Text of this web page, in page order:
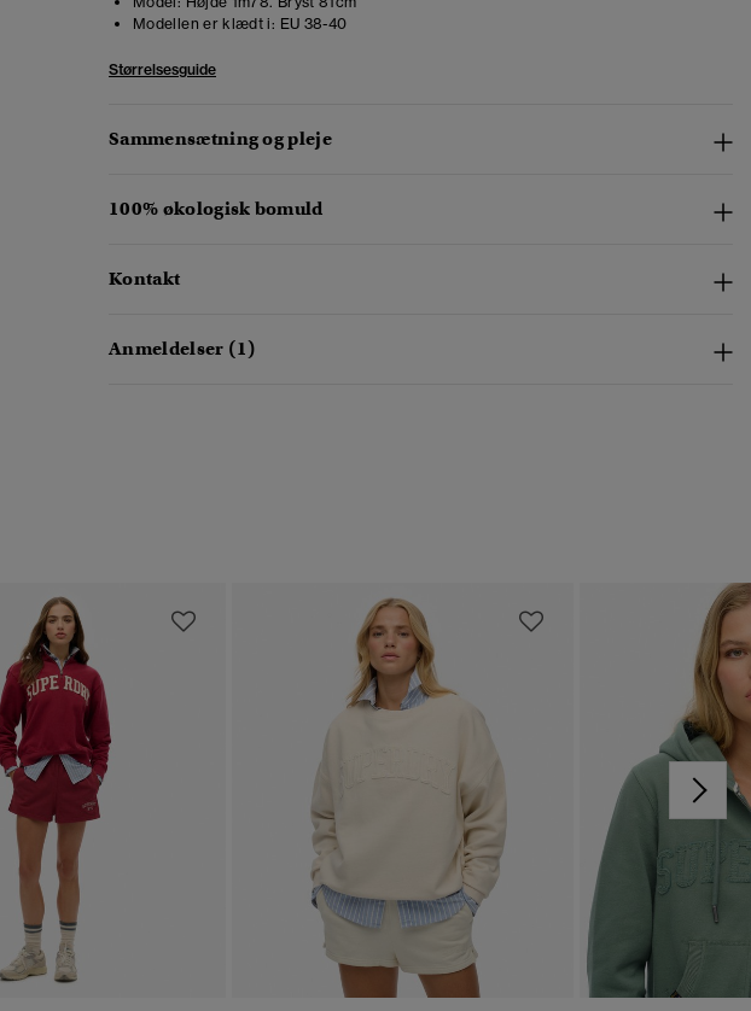
Modellen er klædt i: EU 38-40
Størrelsesguide
Sammensætning og pleje
100% økologisk bomuld
Kontakt
Anmeldelser (1)